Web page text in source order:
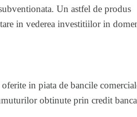
Un astfel de produs
in vederea investitiilor in
in piata de bancile
obtinute prin credit